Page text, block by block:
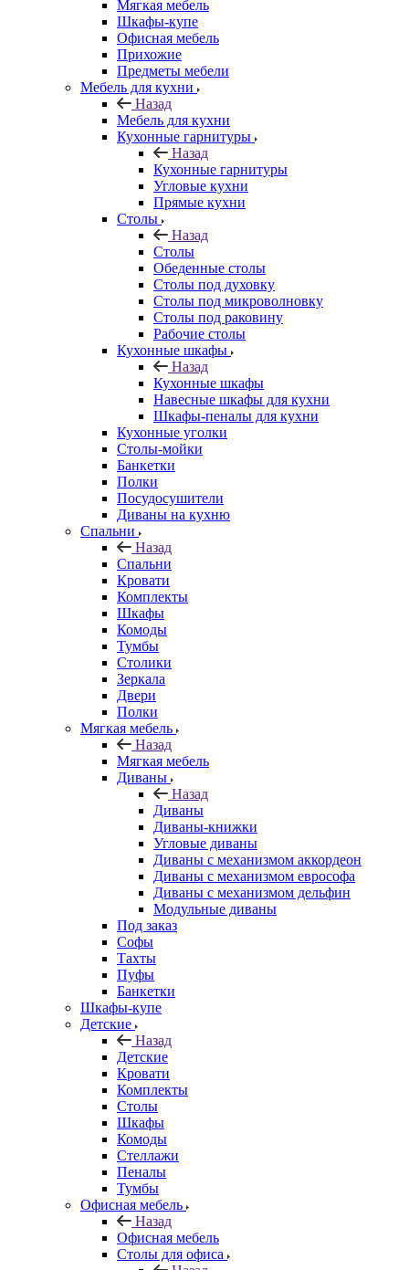
Мягкая мебель
Шкафы-купе
Офисная мебель
Прихожие
Предметы мебели
Мебель для кухни
Назад
Мебель для кухни
Кухонные гарнитуры
Назад
Кухонные гарнитуры
Угловые кухни
Прямые кухни
Столы
Назад
Столы
Обеденные столы
Столы под духовку
Столы под микроволновку
Столы под раковину
Рабочие столы
Кухонные шкафы
Назад
Кухонные шкафы
Навесные шкафы для кухни
Шкафы-пеналы для кухни
Кухонные уголки
Столы-мойки
Банкетки
Полки
Посудосушители
Диваны на кухню
Спальни
Назад
Спальни
Кровати
Комплекты
Шкафы
Комоды
Тумбы
Столики
Зеркала
Двери
Полки
Мягкая мебель
Назад
Мягкая мебель
Диваны
Назад
Диваны
Диваны-книжки
Угловые диваны
Диваны с механизмом аккордеон
Диваны с механизмом еврософа
Диваны с механизмом дельфин
Модульные диваны
Под заказ
Софы
Тахты
Пуфы
Банкетки
Шкафы-купе
Детские
Назад
Детские
Кровати
Комплекты
Столы
Шкафы
Комоды
Стеллажи
Пеналы
Тумбы
Офисная мебель
Назад
Офисная мебель
Столы для офиса